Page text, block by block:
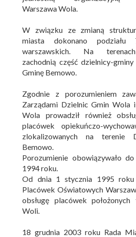
Warszawa Wola.
W związku ze zmianą
miasta dokonano podziału
warszawskich. Na
zachodnią część dzielnicy-
Gminę Bemowo.
Zgodnie z porozumieniem
Zarządami Dzielnic Gmin Wola
Wola prowadził również
placówek opiekuńczo-
zlokalizowanych na terenie
Bemowo.
Porozumienie obowiązywało
1994 roku.
Od dnia 1 stycznia 1995 roku
Placówek Oświatowych
obsługę placówek
Woli.
18 grudnia 2003 roku Rada